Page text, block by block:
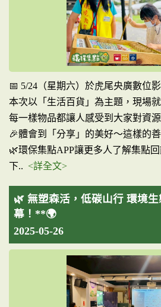
📅 5/24（星期六）於虎尾央廣數位
本次以「生活百貨」為主題，現場
每一樣物品都讓人感受到大家對資
🎉體會到「分享」的美好～這樣的
🌿環保集點APP讓更多人了解集點
下.. <詳全文>
🌿 無塑森活，低碳山行 環境
幕！**🌍
2025-05-26